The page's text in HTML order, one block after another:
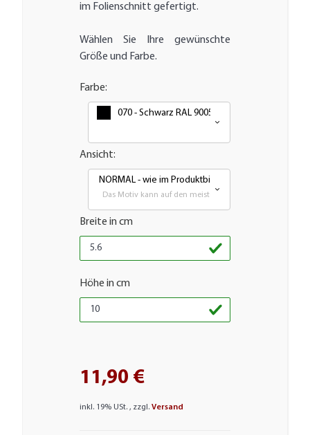
im Folienschnitt gefertigt.
Wählen Sie Ihre gewünschte
Größe und Farbe.
Farbe:
070 - Schwarz RAL 9005
Ansicht:
NORMAL - wie im Produktbild
Das Motiv kann auf den meisten glatten Flächen
Breite in cm
Höhe in cm
11,90 €
inkl. 19% USt. , zzgl. Versand